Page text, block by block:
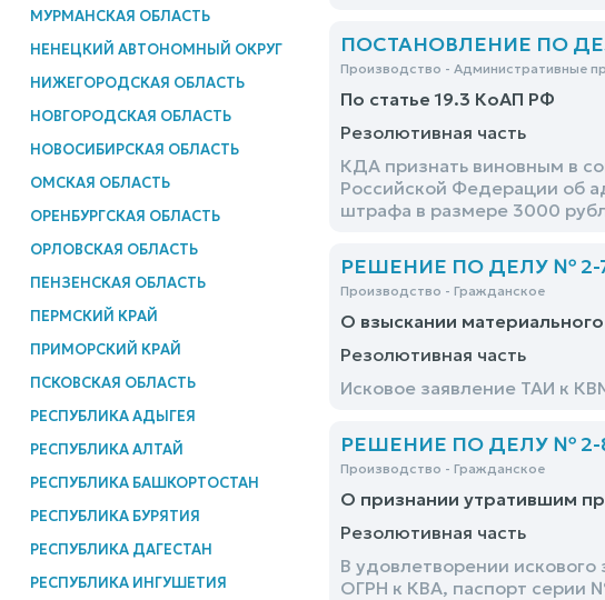
МУРМАНСКАЯ ОБЛАСТЬ
НЕНЕЦКИЙ АВТОНОМНЫЙ ОКРУГ
НИЖЕГОРОДСКАЯ ОБЛАСТЬ
НОВГОРОДСКАЯ ОБЛАСТЬ
НОВОСИБИРСКАЯ ОБЛАСТЬ
ОМСКАЯ ОБЛАСТЬ
ОРЕНБУРГСКАЯ ОБЛАСТЬ
ОРЛОВСКАЯ ОБЛАСТЬ
ПЕНЗЕНСКАЯ ОБЛАСТЬ
ПЕРМСКИЙ КРАЙ
ПРИМОРСКИЙ КРАЙ
ПСКОВСКАЯ ОБЛАСТЬ
РЕСПУБЛИКА АДЫГЕЯ
РЕСПУБЛИКА АЛТАЙ
РЕСПУБЛИКА БАШКОРТОСТАН
РЕСПУБЛИКА БУРЯТИЯ
РЕСПУБЛИКА ДАГЕСТАН
РЕСПУБЛИКА ИНГУШЕТИЯ
ПОСТАНОВЛЕНИЕ ПО
Производство - Административные
По статье 19.3 КоАП РФ
Резолютивная часть
КДА признать виновным в
Российской Федерации об
штрафа в размере 3000
РЕШЕНИЕ ПО ДЕЛУ № 2-
Производство - Гражданское
О взыскании
Резолютивная часть
Исковое заявление ТАИ к
РЕШЕНИЕ ПО ДЕЛУ № 2-
Производство - Гражданское
О признании утратившим
Резолютивная часть
В удовлетворении
ОГРН к КВА, паспорт серии